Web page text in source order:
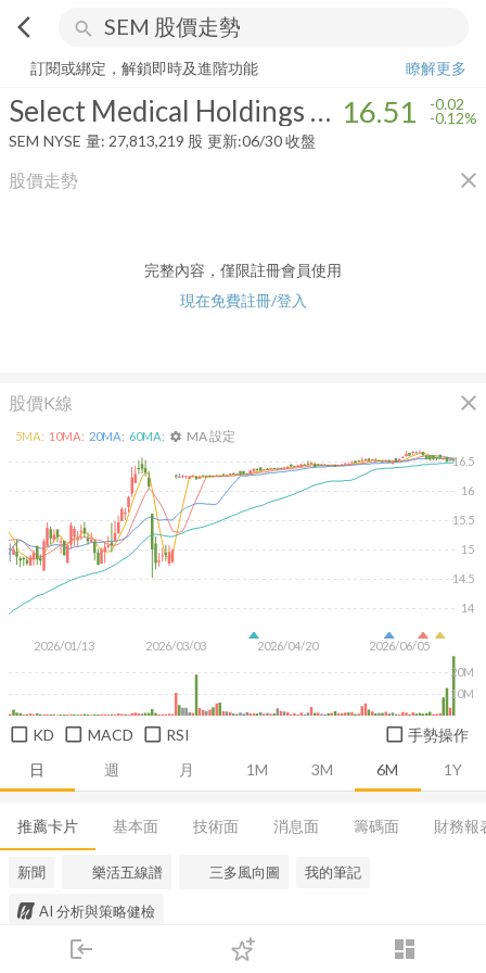
arrow_back_ios search
login dashboard
下單
Select Medical Holdings Corporation
訂閱或綁定，解鎖即時及進階功能
瞭解更多
Select Medical Holdings Corporation 16.51 -0.02
-0.12%
SEM NYSE 量: 27,813,219 股 更新:06/30 收盤
股價走勢 close
完整內容，僅限註冊會員使用
現在免費註冊/登入
股價K線 close
日 週 月 1M 3M 6M 1Y
2026/01/13 2026/03/03 2026/04/20 2026/06/05
14
14.5
15
15.5
16
16.5
10M
20M
5MA: 10MA: 20MA: 60MA: settings MA 設定
KD MACD RSI 手勢操作
推薦卡片 基本面 技術面 消息面 籌碼面 財務報
新聞 樂活五線譜 三多風向圖 我的筆記
AI 分析與策略健檢